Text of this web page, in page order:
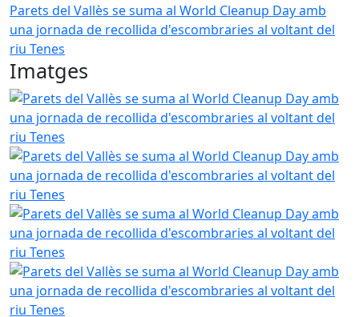
Parets del Vallès se suma al World Cleanup Day amb
una jornada de recollida d'escombraries al voltant del
riu Tenes
Imatges
Parets del Vallès se suma al World Cleanup Day amb
Parets del Vallès se suma al World Cleanup Day amb
Parets del Vallès se suma al World Cleanup Day amb
Parets del Vallès se suma al World Cleanup Day amb